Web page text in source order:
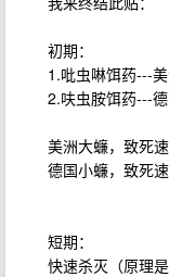
初期：
1.吡虫啉饵药---
2.呋虫胺饵药---
美洲大蠊，致死
德国小蠊，致死
短期：
快速杀灭（原理